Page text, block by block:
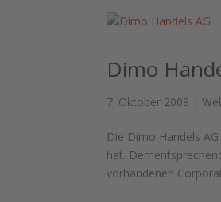
Dimo
7. Oktober 2009 |
Die Dimo Handels
hat.
vorhandenen